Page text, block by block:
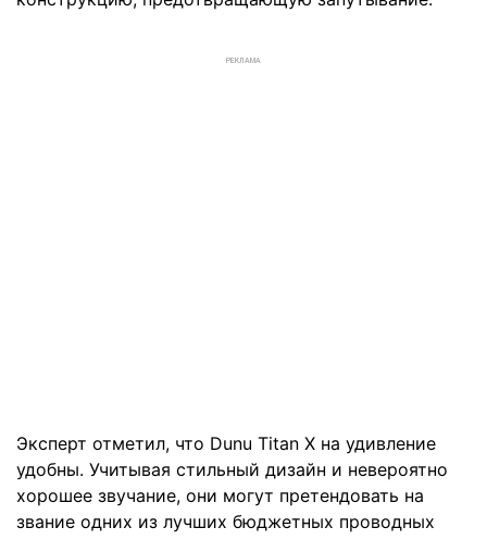
РЕКЛАМА
Эксперт отметил, что Dunu Titan X на удивление
удобны. Учитывая стильный дизайн и невероятно
хорошее звучание, они могут претендовать на
звание одних из лучших бюджетных проводных